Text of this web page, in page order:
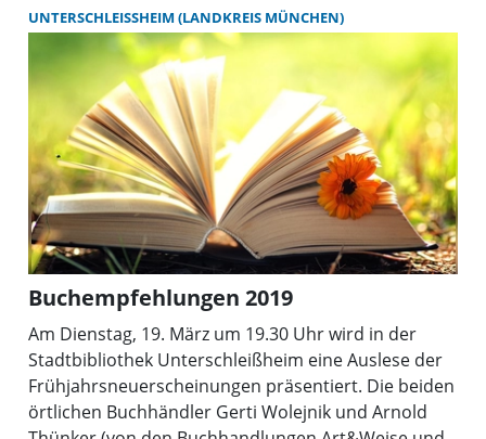
Bezug zu Bayern, so etwa ein wertvoller silberner
Bucheinband eines Augsburger Goldschmiedes (um
1690), eine Karikatur E.T.A. Hoffmanns, ein
handgeschriebener Brief Bertold Brechts und ein
Kriegskochbüchlein aus dem Jahr 1915. Spannende
Geschichte(n) zu den einzelnen Exponaten erfahren
die Besucher in den kostenfreien kunsthistorischen
Führungen, die donnerstags (16.30 Uhr) und
sonntags (14 Uhr) stattfinden: 26. Mai, 2., 6., 27. 30.
Juni, 4. und 7. Juli.
UNTERSCHLEISSHEIM (LANDKREIS MÜNCHEN)
Buchempfehlungen 2019
Am Dienstag, 19. März um 19.30 Uhr wird in der
Stadtbibliothek Unterschleißheim eine Auslese der
Frühjahrsneuerscheinungen präsentiert. Die beiden
örtlichen Buchhändler Gerti Wolejnik und Arnold